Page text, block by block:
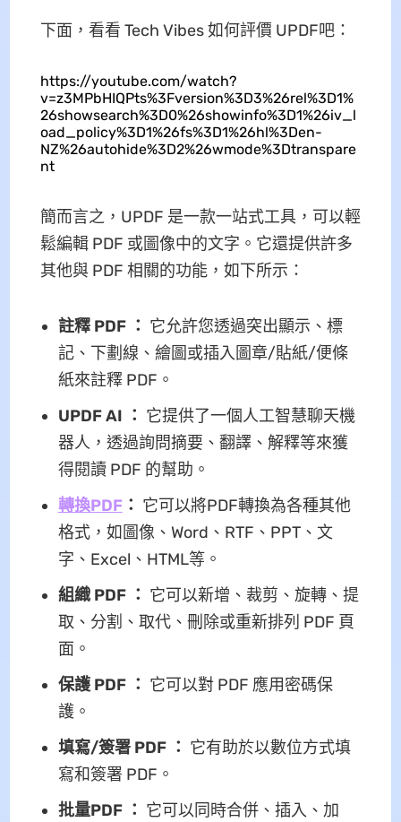
下面，看看 Tech Vibes 如何評價 UPDF吧：
https://youtube.com/watch?
v=z3MPbHIQPts%3Fversion%3D3%26rel%3D1%
26showsearch%3D0%26showinfo%3D1%26iv_l
oad_policy%3D1%26fs%3D1%26hl%3Den-
NZ%26autohide%3D2%26wmode%3Dtranspare
nt
簡而言之，UPDF 是一款一站式工具，可以輕
鬆編輯 PDF 或圖像中的文字。它還提供許多
其他與 PDF 相關的功能，如下所示：
註釋 PDF ： 它允許您透過突出顯示、標
記、下劃線、繪圖或插入圖章/貼紙/便條
紙來註釋 PDF。
UPDF AI ： 它提供了一個人工智慧聊天機
器人，透過詢問摘要、翻譯、解釋等來獲
得閱讀 PDF 的幫助。
轉換PDF： 它可以將PDF轉換為各種其他
格式，如圖像、Word、RTF、PPT、文
字、Excel、HTML等。
組織 PDF ： 它可以新增、裁剪、旋轉、提
取、分割、取代、刪除或重新排列 PDF 頁
面。
保護 PDF ： 它可以對 PDF 應用密碼保
護。
填寫/簽署 PDF ： 它有助於以數位方式填
寫和簽署 PDF。
批量PDF ： 它可以同時合併、插入、加